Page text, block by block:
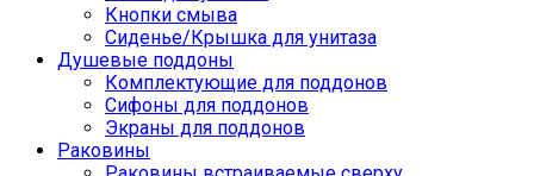
Кнопки смыва
Сиденье/Крышка для унитаза
Душевые поддоны
Комплектующие для поддонов
Сифоны для поддонов
Экраны для поддонов
Раковины